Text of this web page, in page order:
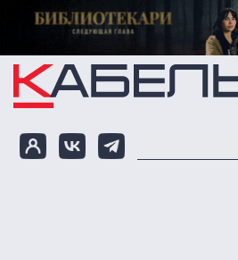
Перейти к основному содержанию